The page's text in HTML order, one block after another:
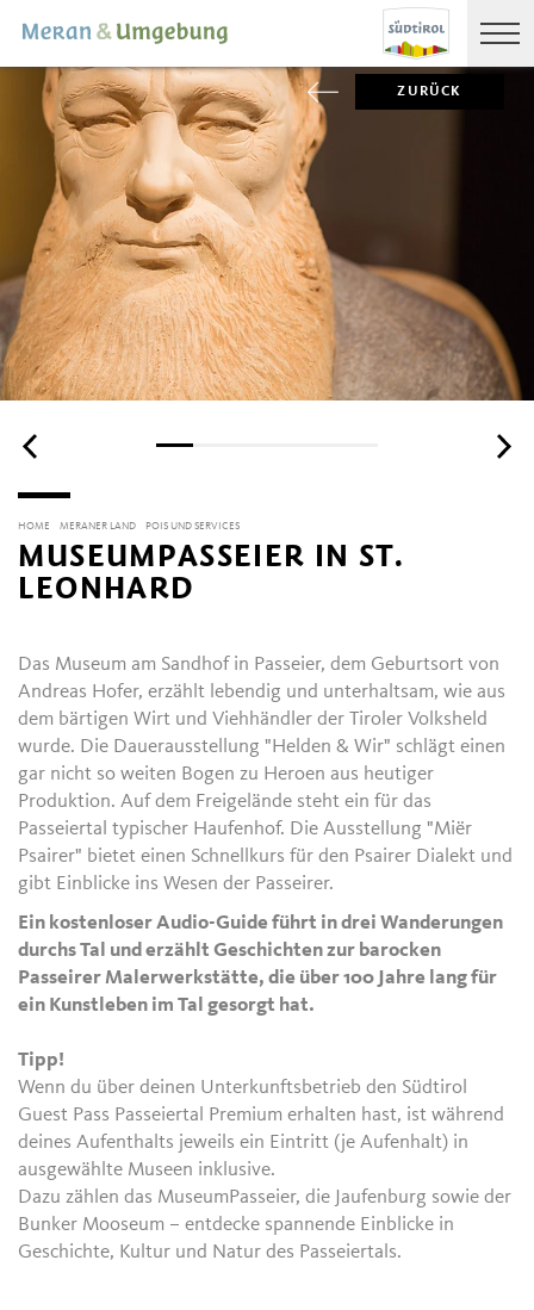
ZURÜCK
HOME MERANER LAND POIS UND SERVICES
MUSEUMPASSEIER IN ST.
LEONHARD
Das Museum am Sandhof in Passeier, dem Geburtsort von
Andreas Hofer, erzählt lebendig und unterhaltsam, wie aus
dem bärtigen Wirt und Viehhändler der Tiroler Volksheld
wurde. Die Dauerausstellung "Helden & Wir" schlägt einen
gar nicht so weiten Bogen zu Heroen aus heutiger
Produktion. Auf dem Freigelände steht ein für das
Passeiertal typischer Haufenhof. Die Ausstellung "Miër
Psairer" bietet einen Schnellkurs für den Psairer Dialekt und
gibt Einblicke ins Wesen der Passeirer.
Ein kostenloser Audio-Guide führt in drei Wanderungen
durchs Tal und erzählt Geschichten zur barocken
Passeirer Malerwerkstätte, die über 100 Jahre lang für
ein Kunstleben im Tal gesorgt hat.
Tipp!
Wenn du über deinen Unterkunftsbetrieb den Südtirol
Guest Pass Passeiertal Premium erhalten hast, ist während
deines Aufenthalts jeweils ein Eintritt (je Aufenhalt) in
ausgewählte Museen inklusive.
Dazu zählen das MuseumPasseier, die Jaufenburg sowie der
Bunker Mooseum – entdecke spannende Einblicke in
Geschichte, Kultur und Natur des Passeiertals.